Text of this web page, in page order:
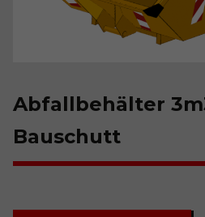
Abfallbehälter
Bauschutt